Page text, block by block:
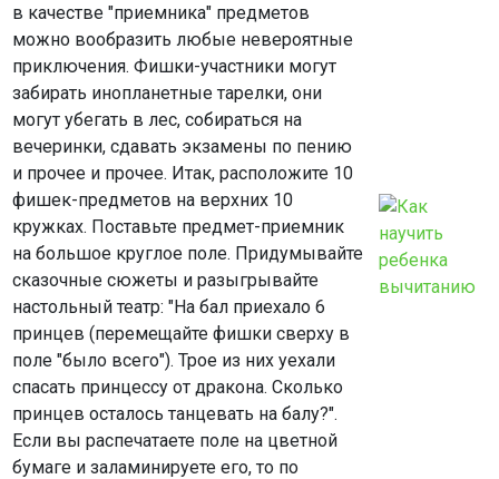
в качестве "приемника" предметов
можно вообразить любые невероятные
приключения. Фишки-участники могут
забирать инопланетные тарелки, они
могут убегать в лес, собираться на
вечеринки, сдавать экзамены по пению
и прочее и прочее. Итак, расположите 10
фишек-предметов на верхних 10
кружках. Поставьте предмет-приемник
на большое круглое поле. Придумывайте
сказочные сюжеты и разыгрывайте
настольный театр: "На бал приехало 6
принцев (перемещайте фишки сверху в
поле "было всего"). Трое из них уехали
спасать принцессу от дракона. Сколько
принцев осталось танцевать на балу?".
Если вы распечатаете поле на цветной
бумаге и заламинируете его, то по